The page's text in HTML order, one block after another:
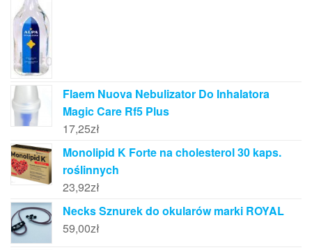
Flaem Nuova Nebulizator Do Inhalatora
Magic Care Rf5 Plus
17,25zł
Monolipid K Forte na cholesterol 30 kaps.
roślinnych
23,92zł
Necks Sznurek do okularów marki ROYAL
59,00zł